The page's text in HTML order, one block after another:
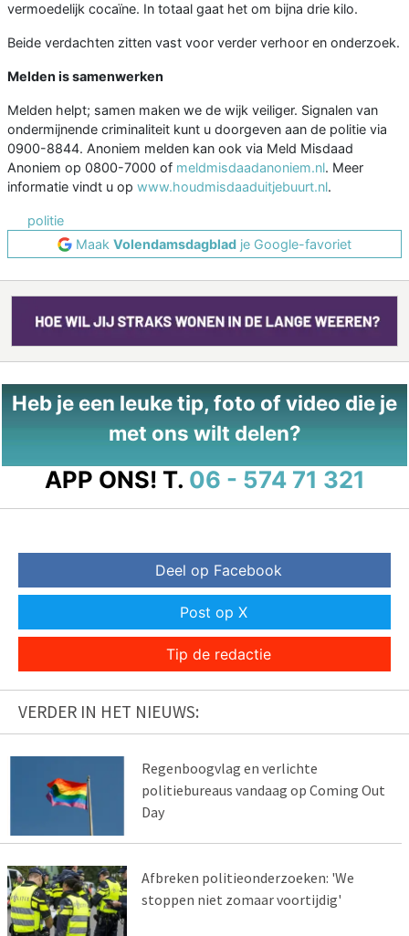
vermoedelijk cocaïne. In totaal gaat het om bijna drie kilo.
Beide verdachten zitten vast voor verder verhoor en onderzoek.
Melden is samenwerken
Melden helpt; samen maken we de wijk veiliger. Signalen van
ondermijnende criminaliteit kunt u doorgeven aan de politie via
0900-8844. Anoniem melden kan ook via Meld Misdaad
Anoniem op 0800-7000 of meldmisdaadanoniem.nl. Meer
informatie vindt u op www.houdmisdaaduitjebuurt.nl.
politie
Maak Volendamsdagblad je Google-favoriet
Heb je een leuke tip, foto of video die je
met ons wilt delen?
APP ONS! T. 06 - 574 71 321
Deel op Facebook
Post op X
Tip de redactie
VERDER IN HET NIEUWS:
Regenboogvlag en verlichte
politiebureaus vandaag op Coming Out
Day
Afbreken politieonderzoeken: 'We
stoppen niet zomaar voortijdig'